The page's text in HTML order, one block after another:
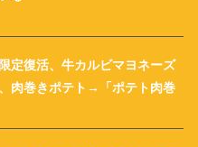
定復活、牛カルビマヨネーズ
肉巻きポテト→「ポテト肉巻